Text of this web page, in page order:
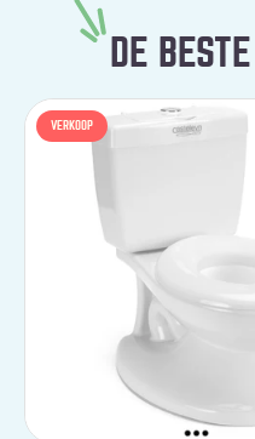
DE
VERKOOP